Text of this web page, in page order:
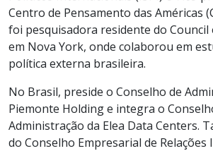
Centro de Pensamento das Américas
foi pesquisadora residente do Council
em Nova York, onde colaborou em
política externa brasileira.
No Brasil, preside o Conselho de
Piemonte Holding e integra o
Administração da Elea Data Centers.
do Conselho Empresarial de